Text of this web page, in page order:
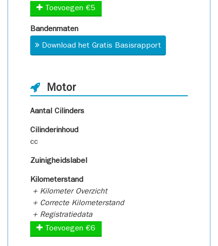
Toevoegen €5
Bandenmaten
Download het Gratis Basisrapport
Motor
Aantal Cilinders
Cilinderinhoud
cc
Zuinigheidslabel
Kilometerstand
+ Kilometer Overzicht
+ Correcte Kilometerstand
+ Registratiedata
Toevoegen €6